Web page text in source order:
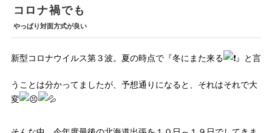
コロナ禍でも
やっぱり対面方式が良い
新型コロナウイルス第３波。夏の時点で『冬にまた来る 』と言
うことは分かってましたが、予想通りになると、それはそれで大
変